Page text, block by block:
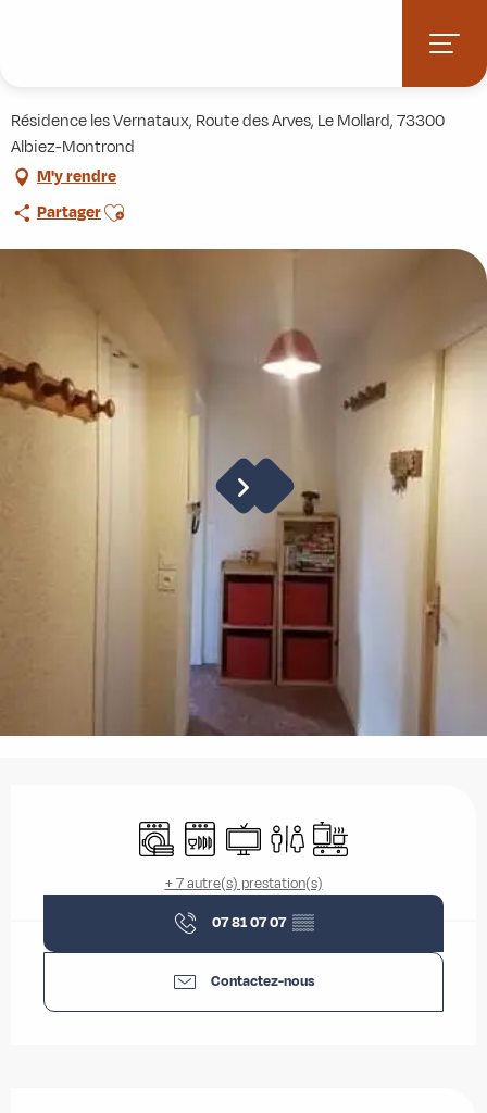
Résidence les Vernataux, Route des Arves, Le Mollard, 73300
Albiez-Montrond
M'y rendre
PartagerAjouter aux favoris
Lave lingeLave vaisselle
TélévisionToilettesPlaque de cuisson
+ 7 autre(s) prestation(s)
07 81 07 07 ▒▒
Contactez-nous